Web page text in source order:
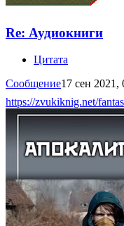
Re: Аудиокниги
Цитата
Сообщение17 сен 2021,
https://zvukiknig.net/